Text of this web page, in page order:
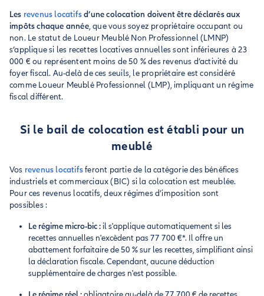
Les revenus locatifsd’une colocation doivent être déclarés aux
impôts chaque année, que vous soyez propriétaire occupant ou
non. Le statut de Loueur Meublé Non Professionnel (LMNP)
s’applique si les recettes locatives annuelles sont inférieures à 23
000 € ou représentent moins de 50 % des revenus d’activité du
foyer fiscal. Au-delà de ces seuils, le propriétaire est considéré
comme Loueur Meublé Professionnel (LMP), impliquant un régime
fiscal différent.
Si le bail de colocation est établi pour un
meublé
Vos revenus locatifsferont partie de la catégorie des bénéfices
industriels et commerciaux (BIC) si la colocation est meublée.
Pour ces revenus locatifs, deux régimes d’imposition sont
possibles :
Le régime micro-bic : il s'applique automatiquement si les
recettes annuelles n'excèdent pas 77 700 €*. Il offre un
abattement forfaitaire de 50 % sur les recettes, simplifiant ainsi
la déclaration fiscale. Cependant, aucune déduction
supplémentaire de charges n'est possible.